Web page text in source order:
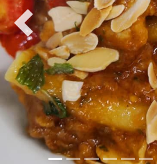
Precedente